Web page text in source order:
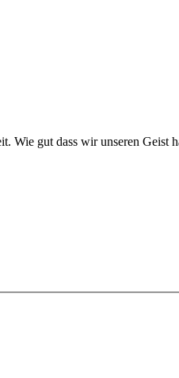
Wie gut dass wir unseren